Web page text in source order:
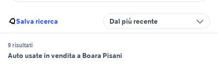
Salva ricerca Dal più recente
9 risultati
Auto usate in vendita a Boara Pisani